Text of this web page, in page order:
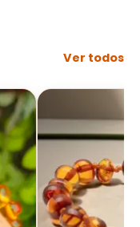
Ver todos